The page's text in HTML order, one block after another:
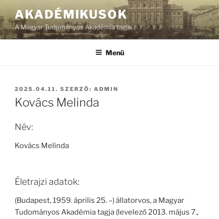
AKADÉMIKUSOK
A Magyar Tudományos Akadémia tagjai
Menü
BEKÜLDVE:
2025.04.11. SZERZŐ: ADMIN
Kovács Melinda
Név:
Kovács Melinda
Életrajzi adatok:
(Budapest, 1959. április 25. –) állatorvos, a Magyar
Tudományos Akadémia tagja (levelező 2013. május 7.,